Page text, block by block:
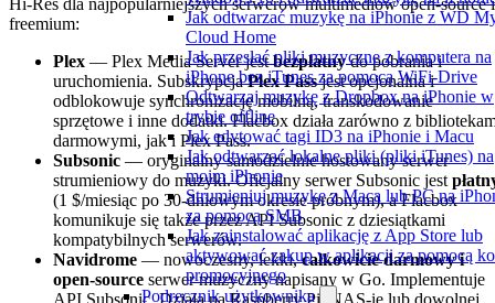
Jak odtwarzać muzykę na iPhonie z WD
Cloud Home
Jak przesłać pliki muzyczne z komputera na
iPhone bez iTunes za pomocą WiFi-Drive
Odtwarzaj muzykę z Dropbox na iPhonie w
trybie offline
Jak edytować tagi ID3 na iPhonie i Macu
Jak odtwarzać lokalne pliki (pliki iTunes) na
moim iPhonie
Strumieniuj muzykę z Maca lub PC na
za pomocą SMB
Jak zainstalować aplikację z App Store lub
aktywować zakup w aplikacji za pomocą
promocyjnego
Podręcznik użytkownika
freemium:
Plex — Plex Media Server jestbezpłatnydo pobrania i
uruchomienia. SubskrypcjaPlex Passjest opcjonalna i
odblokowuje synchronizację mobilną, transkodowanie
sprzętowe i inne dodatki. Flacbox działa zarówno z
darmowymi, jak i Plex Pass.
Subsonic — oryginalny samodzielnie hostowany serwer
strumieniowy do muzyki. Oficjalny serwer Subsonic jest
(1 $/miesiąc po 30-dniowym okresie próbnym), a Flacbox
komunikuje się także przez API Subsonic z dziesiątkami
kompatybilnych serwerów.
Navidrome — nowoczesny, lekki,całkowicie darmowy i
open-source serwer muzyczny napisany w Go. Implementuje
API Subsonic. Działa na Raspberry Pi, NAS-ie lub dowolnej